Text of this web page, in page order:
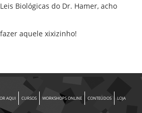
Biológicas do Dr. Hamer, acho
aquele xixizinho!
AQUI CURSOS WORKSHOPS ONLINE CONTEÚDOS LOJA